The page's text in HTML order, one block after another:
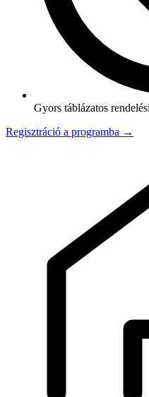
Gyors táblázatos
Regisztráció a programba →